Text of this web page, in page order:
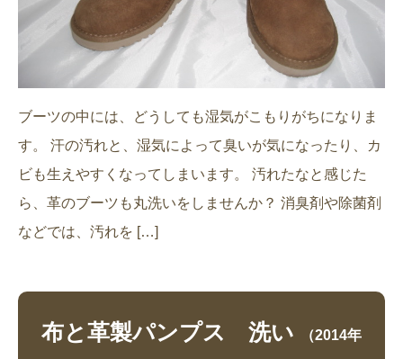
ブーツの中には、どうしても湿気がこもりがちになりま
す。 汗の汚れと、湿気によって臭いが気になったり、カ
ビも生えやすくなってしまいます。 汚れたなと感じた
ら、革のブーツも丸洗いをしませんか？ 消臭剤や除菌剤
などでは、汚れを […]
布と革製パンプス 洗い （2014年